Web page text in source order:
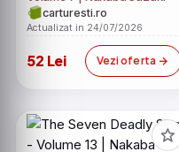
carturesti.ro
Actualizat in 24/07/2026
52 Lei Vezi oferta